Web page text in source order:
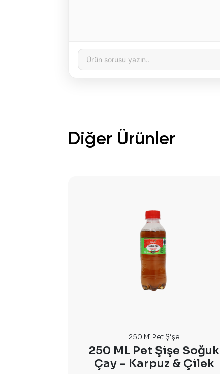
Diğer Ürünler
250 Ml Pet Şişe
250 ML Pet Şişe Soğuk
Çay – Karpuz & Çilek